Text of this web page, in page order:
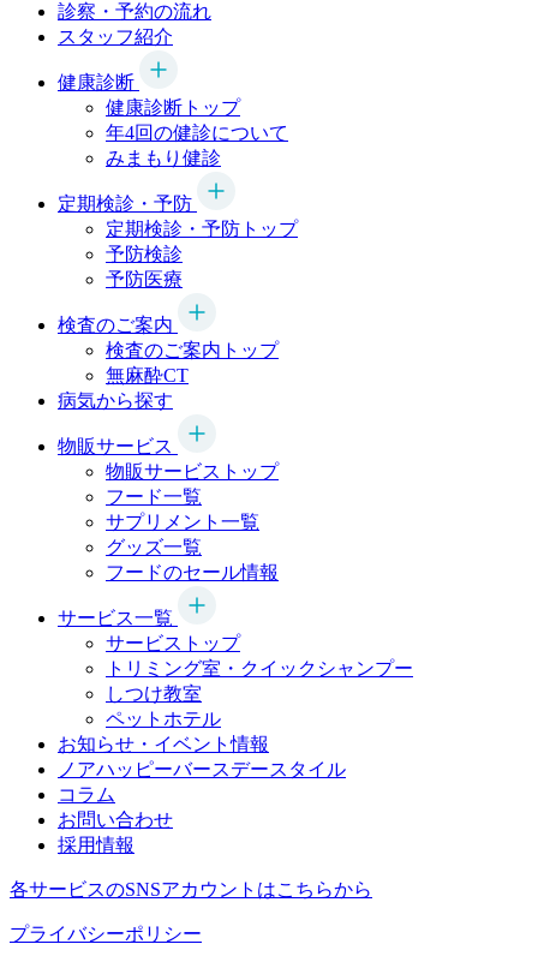
診察・予約の流れ
スタッフ紹介
健康診断
健康診断トップ
年4回の健診について
みまもり健診
定期検診・予防
定期検診・予防トップ
予防検診
予防医療
検査のご案内
検査のご案内トップ
無麻酔CT
病気から探す
物販サービス
物販サービストップ
フード一覧
サプリメント一覧
グッズ一覧
フードのセール情報
サービス一覧
サービストップ
トリミング室・クイックシャンプー
しつけ教室
ペットホテル
お知らせ・イベント情報
ノアハッピーバースデースタイル
コラム
お問い合わせ
採用情報
各サービスのSNSアカウントはこちらから
プライバシーポリシー